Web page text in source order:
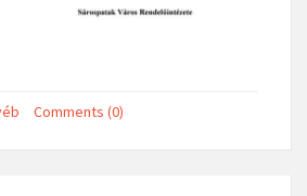
Comments (0)